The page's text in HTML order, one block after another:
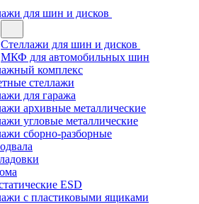
для шин и дисков
Стеллажи для шин и дисков
МКФ для автомобильных шин
комплекс
стеллажи
для гаража
архивные металлические
угловые металлические
сборно-разборные
ESD
с пластиковыми ящиками